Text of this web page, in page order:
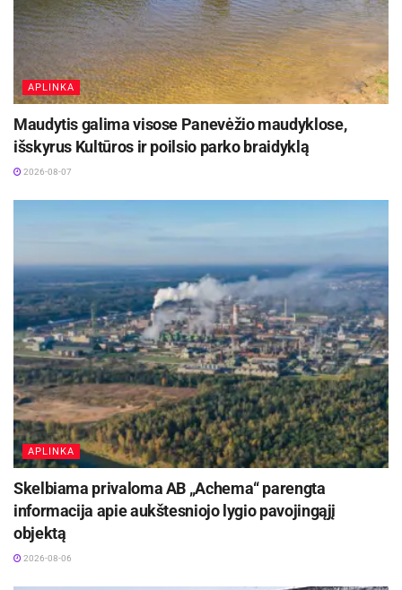
Pastaruoju metu Jonavos rajone pradėti keli
reikšmingi verslo plėtros projektai – nuo
biotechnologijų iki medienos pramonės.
Jonavos rajono savivaldybė
APLINKA
Maudytis galima visose Panevėžio maudyklose,
išskyrus Kultūros ir poilsio parko braidyklą
2026-08-07
APLINKA
Skelbiama privaloma AB „Achema“ parengta
informacija apie aukštesniojo lygio pavojingąjį
objektą
2026-08-06